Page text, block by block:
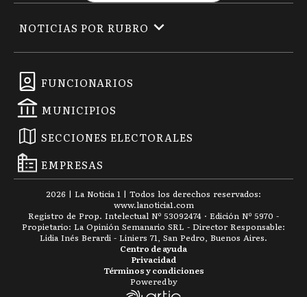
FUNCIONARIOS
MUNICIPIOS
SECCIONES ELECTORALES
EMPRESAS
NOTICIAS POR RUBRO
2026 | La Noticia 1 | Todos los derechos reservados:
www.lanoticia1.com
Registro de Prop. Intelectual Nº 53092474 · Edición Nº 5970 -
Propietario: La Opinión Semanario SRL - Director Responsable:
Lidia Inés Berardi - Liniers 71, San Pedro, Buenos Aires.
Términos y condiciones
Privacidad
Centro de ayuda
Powered by